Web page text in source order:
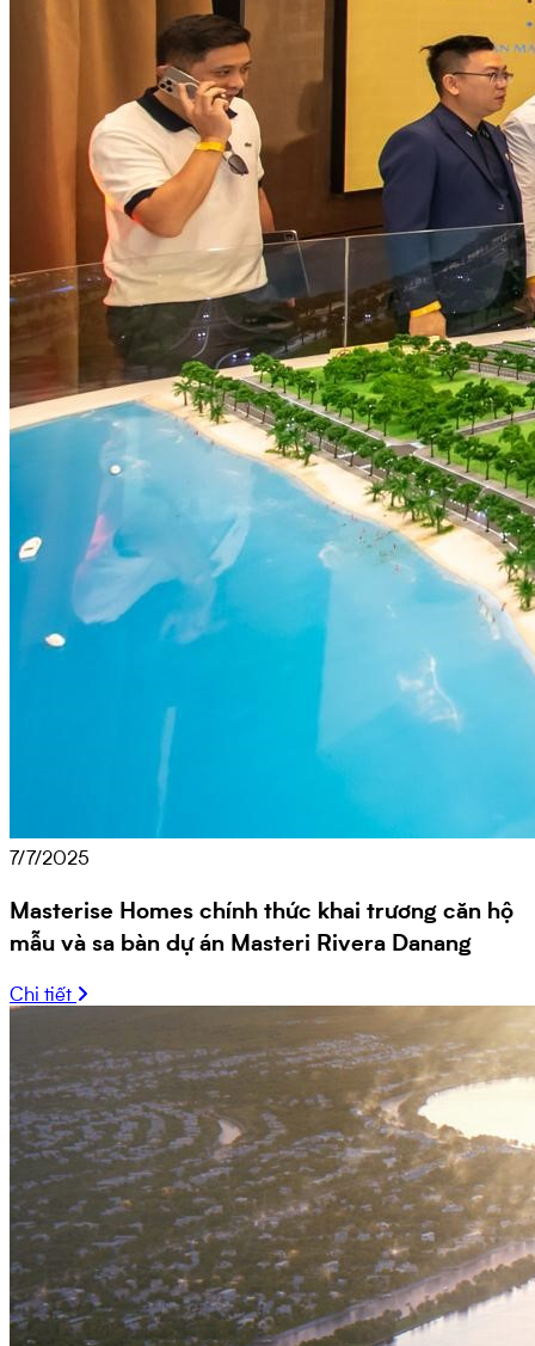
7/7/2025
Masterise Homes chính thức khai trương căn hộ
mẫu và sa bàn dự án Masteri Rivera Danang
Chi tiết